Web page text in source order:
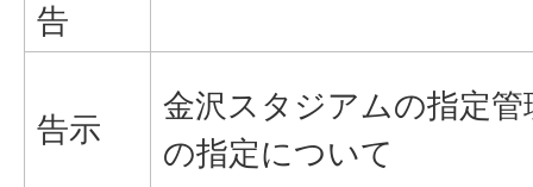
告
告示
金沢スタジアムの指定管
の指定について